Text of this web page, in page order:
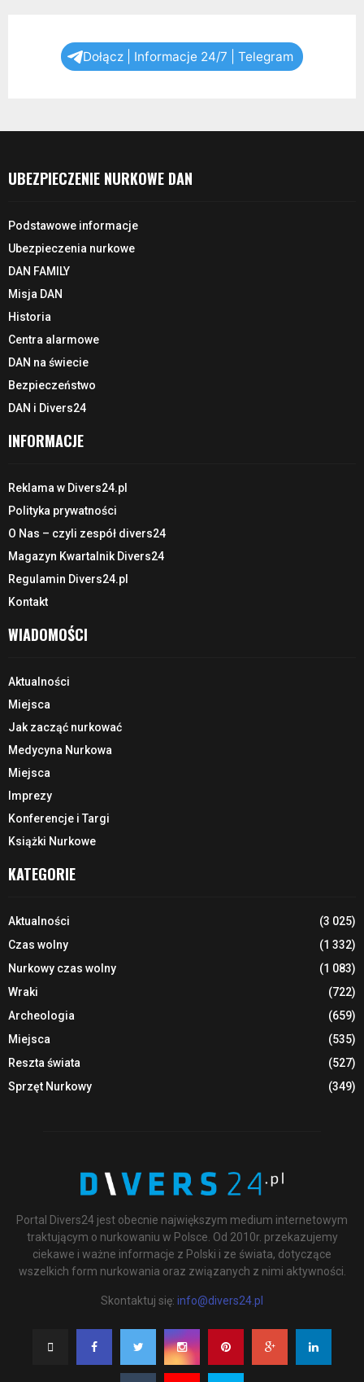
Dołącz | Informacje 24/7 | Telegram
UBEZPIECZENIE NURKOWE DAN
Podstawowe informacje
Ubezpieczenia nurkowe
DAN FAMILY
Misja DAN
Historia
Centra alarmowe
DAN na świecie
Bezpieczeństwo
DAN i Divers24
INFORMACJE
Reklama w Divers24.pl
Polityka prywatności
O Nas – czyli zespół divers24
Magazyn Kwartalnik Divers24
Regulamin Divers24.pl
Kontakt
WIADOMOŚCI
Aktualności
Miejsca
Jak zacząć nurkować
Medycyna Nurkowa
Miejsca
Imprezy
Konferencje i Targi
Książki Nurkowe
KATEGORIE
Aktualności
(3 025)
Czas wolny
(1 332)
Nurkowy czas wolny
(1 083)
Wraki
(722)
Archeologia
(659)
Miejsca
(535)
Reszta świata
(527)
Sprzęt Nurkowy
(349)
Portal Divers24 jest obecnie największym medium internetowym
traktującym o nurkowaniu w Polsce. Od 2010r. przekazujemy
ciekawe i ważne informacje z Polski i ze świata, dotyczące
wszelkich form nurkowania oraz związanych z nimi aktywności.
Skontaktuj się: info@divers24.pl